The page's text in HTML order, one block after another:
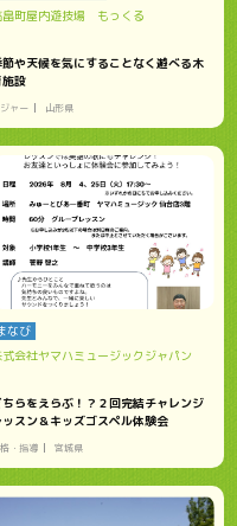
畠町屋内遊技場 もっくる
節や天候を気にすることなく遊べる木
設
ャー 山形県
なび
会社ヤマハミュージックジャパン
ちらをえらぶ！？２回完結チャレンジ
ッスン＆キッズゴスペル体験会
・指導 宮城県